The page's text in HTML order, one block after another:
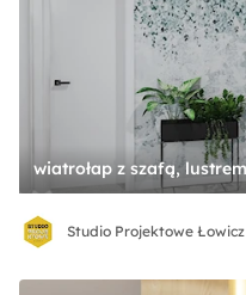
Studio Projektowe Łowicz